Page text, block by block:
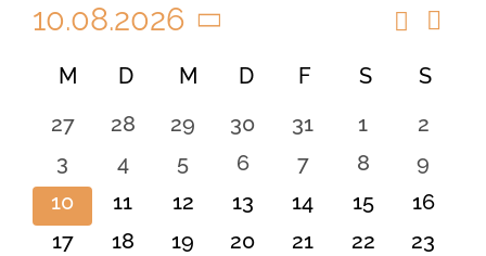
Suche
Suche
Monat
10.08.2026
Datum
wählen.
Kalender
von
Veranstaltungen
M MONTAG
D DIENSTAG
M MITTWOCH
D DONNERSTAG
F FREITAG
SSAMSTAG
S
0
Veranstaltungen
27
0
Veranstaltungen
28
0
Veranstaltungen
29
0
Veranstaltungen
30
0
Veranstaltungen
31
0
1
0
2
0
Veranstaltungen
3
0
Veranstaltungen
4
0
Veranstaltungen
5
0
Veranstaltungen
6
0
Veranstaltungen
7
0
8
0
9
0
Veranstaltungen
10
0
Veranstaltungen
11
0
Veranstaltungen
12
0
Veranstaltungen
13
0
Veranstaltungen
14
0
15
0
16
0
17
0
18
0
19
0
20
0
21
0
22
0
23